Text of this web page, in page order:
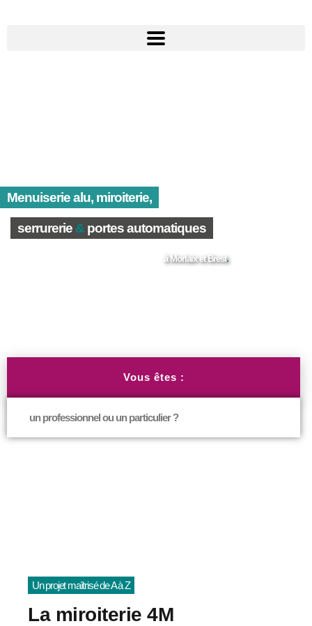
Menuiserie alu, miroiterie,
serrurerie & portes automatiques
à Morlaix et Brest.
Vous êtes :
un professionnel ou un particulier ?
Un projet maîtrisé de A à Z
La miroiterie 4M